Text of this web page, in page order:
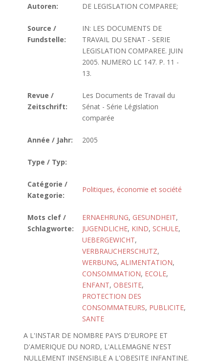
Autoren:
DE LEGISLATION COMPAREE;
Source /
Fundstelle:
IN: LES DOCUMENTS DE
TRAVAIL DU SENAT - SERIE
LEGISLATION COMPAREE. JUIN
2005. NUMERO LC 147. P. 11 -
13.
Revue /
Zeitschrift:
Les Documents de Travail du
Sénat - Série Législation
comparée
Année / Jahr: 2005
Type / Typ:
Catégorie /
Kategorie:
Politiques, économie et société
Mots clef /
Schlagworte:
ERNAEHRUNG, GESUNDHEIT,
JUGENDLICHE, KIND, SCHULE,
UEBERGEWICHT,
VERBRAUCHERSCHUTZ,
WERBUNG, ALIMENTATION,
CONSOMMATION, ECOLE,
ENFANT, OBESITE,
PROTECTION DES
CONSOMMATEURS, PUBLICITE,
SANTE
A L'INSTAR DE NOMBRE PAYS D'EUROPE ET
D'AMERIQUE DU NORD, L'ALLEMAGNE N'EST
NULLEMENT INSENSIBLE A L'OBESITE INFANTINE.